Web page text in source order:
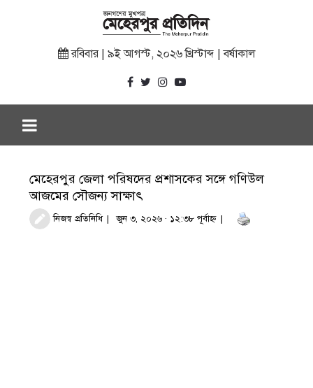
রবিবার | ৯ই আগস্ট, ২০২৬ খ্রিস্টাব্দ | বর্ষাকাল
মেহেরপুর জেলা পরিষদের প্রশাসকের সঙ্গে গণিউল
আজমের সৌজন্য সাক্ষাৎ
নিজস্ব প্রতিনিধি জুন ৩, ২০২৬ · ১২:৩৮ পূর্বাহ্ণ